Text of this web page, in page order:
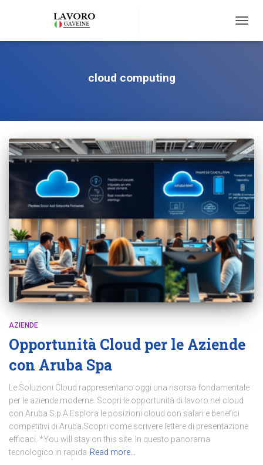
cloud computing
AZIENDE
Opportunità Cloud per le Aziende
con Aruba Spa
Le Soluzioni Cloud rappresentano oggi una risorsa fondamentale
per le aziende moderne. Scopri le opportunità di lavoro nel cloud
con Aruba S.p.A.Esplora le posizioni cloud con salari e benefici
competitivi di Aruba.Scopri come scrivere lettere di presentazione
efficaci. *You will stay on this site. In questo panorama
tecnologico in rapida Read more…